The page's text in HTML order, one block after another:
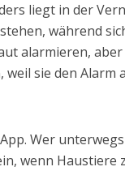
liegt in der
während
alarmieren,
sie den
Wer
wenn